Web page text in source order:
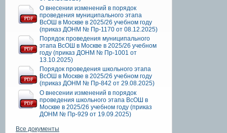
О внесении изменений в порядок
проведения муниципального этапа
ВсОШ в Москве в 2025/26 учебном году
(приказ ДОНМ № Пр-1170 от 08.12.2025)
Порядок проведения муниципального
этапа ВсОШ в Москве в 2025/26 учебном
году (приказ ДОНМ № Пр-1001 от
13.10.2025)
Порядок проведения школьного этапа
ВсОШ в Москве в 2025/26 учебном году
(приказ ДОНМ № Пр-842 от 29.08.2025)
О внесении изменений в порядок
проведения школьного этапа ВсОШ в
Москве в 2025/26 учебном году (приказ
ДОНМ № Пр-929 от 19.09.2025)
Все документы